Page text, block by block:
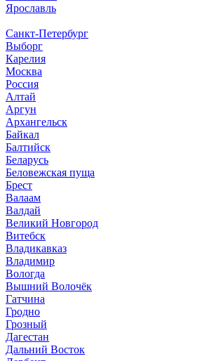
Ярославль
Санкт-Петербург
Выборг
Карелия
Москва
Россия
Алтай
Аргун
Архангельск
Байкал
Балтийск
Беларусь
Беловежская пуща
Брест
Валаам
Валдай
Великий Новгород
Витебск
Владикавказ
Владимир
Вологда
Вышний Волочёк
Гатчина
Гродно
Грозный
Дагестан
Дальний Восток